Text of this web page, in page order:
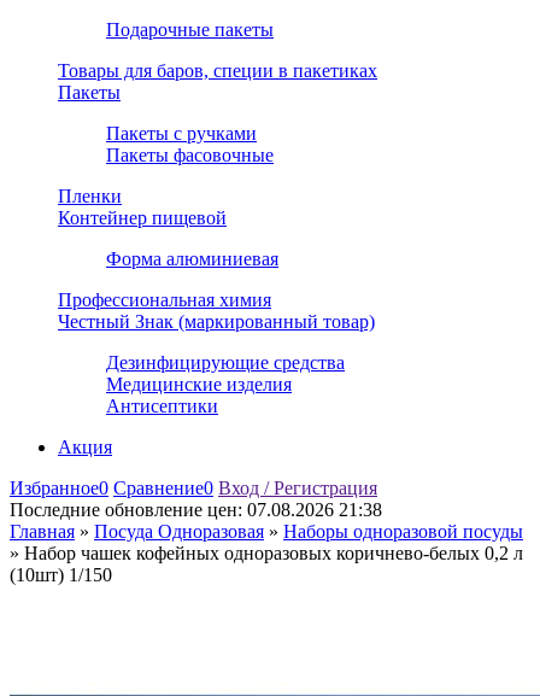
Подарочные пакеты
Товары для баров, специи в пакетиках
Пакеты
Пакеты с ручками
Пакеты фасовочные
Пленки
Контейнер пищевой
Форма алюминиевая
Профессиональная химия
Честный Знак (маркированный товар)
Дезинфицирующие средства
Медицинские изделия
Антисептики
Акция
Избранное0 Сравнение0 Вход / Регистрация
Последние обновление цен: 07.08.2026 21:38
Главная » Посуда Одноразовая » Наборы одноразовой посуды
» Набор чашек кофейных одноразовых коричнево-белых 0,2 л
(10шт) 1/150